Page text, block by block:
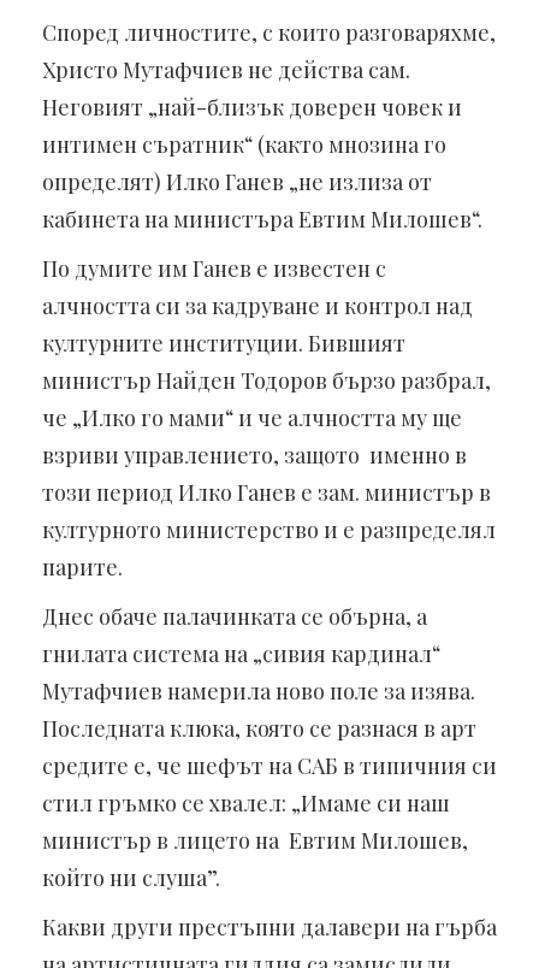
Според личностите, с които разговаряхме,
Христо Мутафчиев не действа сам.
Неговият „най-близък доверен човек и
интимен съратник“ (както мнозина го
определят) Илко Ганев „не излиза от
кабинета на министъра Евтим Милошев“.
По думите им Ганев е известен с
алчността си за кадруване и контрол над
културните институции. Бившият
министър Найден Тодоров бързо разбрал,
че „Илко го мами“ и че алчността му ще
взриви управлението, защото именно в
този период Илко Ганев е зам. министър в
културното министерство и е разпределял
парите.
Днес обаче палачинката се обърна, а
гнилата система на „сивия кардинал“
Мутафчиев намерила ново поле за изява.
Последната клюка, която се разнася в арт
средите е, че шефът на САБ в типичния си
стил гръмко се хвалел: „Имаме си наш
министър в лицето на Евтим Милошев,
който ни слуша”.
Какви други престъпни далавери на гърба